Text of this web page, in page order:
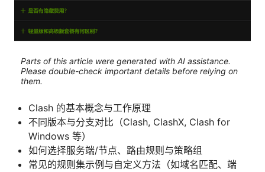
Parts of this article were generated with AI assistance.
Please double-check important details before relying on
them.
Clash 的基本概念与工作原理
不同版本与分支对比（Clash, ClashX, Clash for
Windows 等）
如何选择服务端/节点、路由规则与策略组
常见的规则集示例与自定义方法（如域名匹配、端